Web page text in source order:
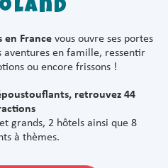
en France vous ouvre ses portes
aventures en famille, ressentir
ou encore frissons !
retrouvez 44
grands, 2 hôtels ainsi que 8
à thèmes.